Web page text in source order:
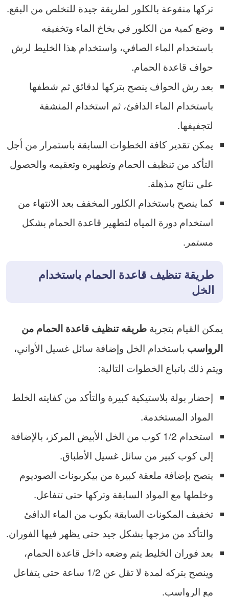
تركها منقوعة بالكلور لطريقة جيدة للتخلص من البقع.
وضع كمية من الكلور في بخاخ الماء وتخفيفه
باستخدام الماء الصافي، واستخدام هذا الخليط لرش
حواف قاعدة الحمام.
بعد رش الحواف ينصح بتركها لدقائق ثم شطفها
باستخدام الماء الدافئ، ثم استخدام المنشفة
لتجفيفها.
يمكن تقدير كافة الخطوات السابقة باستمرار من أجل
التأكد من تنظيف الحمام وتطهيره وتعقيمه والحصول
على نتائج مذهلة.
كما ينصح باستخدام الكلور المخفف بعد الانتهاء من
استخدام دورة المياه لتطهير قاعدة الحمام بشكل
مستمر.
طريقة تنظيف قاعدة الحمام باستخدام
الخل
يمكن القيام بتجربة طريقه تنظيف قاعدة الحمام من
الرواسب باستخدام الخل وإضافة سائل غسيل الأواني،
ويتم ذلك باتباع الخطوات التالية:
إحضار بولة بلاستيكية كبيرة والتأكد من كفايته الخلط
المواد المستخدمة.
استخدام 1/2 كوب من الخل الأبيض المركز، بالإضافة
إلى كوب كبير من سائل غسيل الأطباق.
ينصح بإضافة ملعقة كبيرة من بيكربونات الصوديوم
وخلطها مع المواد السابقة وتركها حتى تتفاعل.
تخفيف المكونات السابقة بكوب من الماء الدافئ
والتأكد من مزجها بشكل جيد حتى يظهر فيها الفوران.
بعد فوران الخليط يتم وضعه داخل قاعدة الحمام،
وينصح بتركه لمدة لا تقل عن 1/2 ساعة حتى يتفاعل
مع الرواسب.